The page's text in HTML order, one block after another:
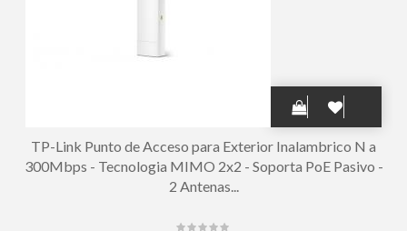
TP-Link Punto de Acceso para Exterior Inalambrico N a
300Mbps - Tecnologia MIMO 2x2 - Soporta PoE Pasivo -
2 Antenas...